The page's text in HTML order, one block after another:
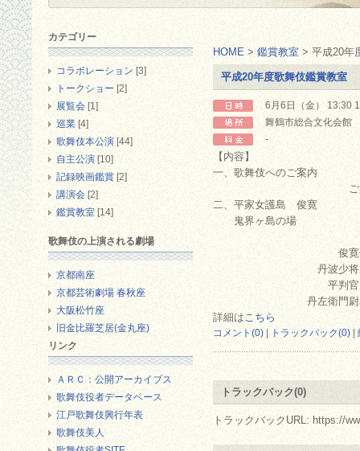
HOME > 鑑賞教室 > 平成20年
平成20年度歌舞伎鑑賞教室
6月6日（金） 13:30
舞鶴市総合文化会館
-
【内容】
一、歌舞伎へのご案内
ご案内 坂
二、平家女護島 俊寛
鬼界ヶ島の場
俊寛僧都
丹波少将成経
平判官康頼
丹左衛門尉基康
詳細はこちら
コメント(0) トラックバック(0)
トラックバック(0)
トラックバックURL: https://
カテゴリー
コラボレーション [3]
トークショー [2]
展覧会 [1]
巡業 [4]
歌舞伎本公演 [44]
自主公演 [10]
記録映画鑑賞 [2]
講演会 [2]
鑑賞教室 [14]
歌舞伎の上演される劇場
京都南座
京都芸術劇場 春秋座
大阪松竹座
旧金比羅芝居(金丸座)
リンク
ＡＲＣ：公開アーカイブス
歌舞伎役者データベース
江戸歌舞伎興行年表
歌舞伎美人